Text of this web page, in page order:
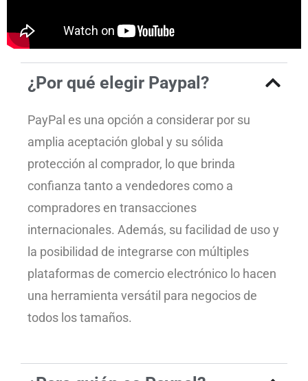
¿Por qué elegir Paypal?
PayPal es una opción a considerar por su
amplia aceptación global y su sólida
protección al comprador, lo que brinda
confianza tanto a vendedores como a
compradores en transacciones
internacionales. Además, su facilidad de uso y
la posibilidad de integrarse con múltiples
plataformas de comercio electrónico lo hacen
una herramienta versátil para negocios de
todos los tamaños.